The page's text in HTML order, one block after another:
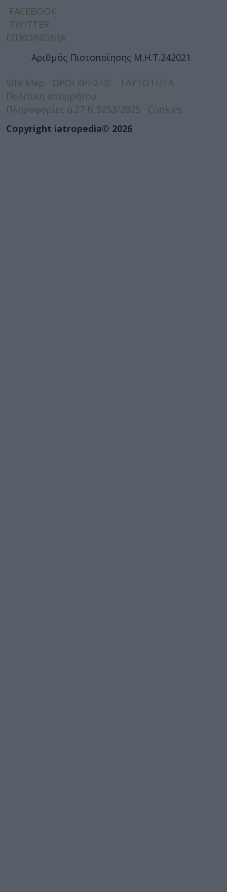
FACEBOOK
TWITTER
ΕΠΙΚΟΙΝΩΝΙΑ
Αριθμός Πιστοποίησης Μ.Η.Τ.242021
Site Map ΟΡΟΙ ΧΡΗΣΗΣ
ΤΑΥΤΟΤΗΤΑ
Πολιτική απορρήτου
Πληροφορίες α.27 Ν.5253/2025
Cookies
Copyright iatropedia© 2026